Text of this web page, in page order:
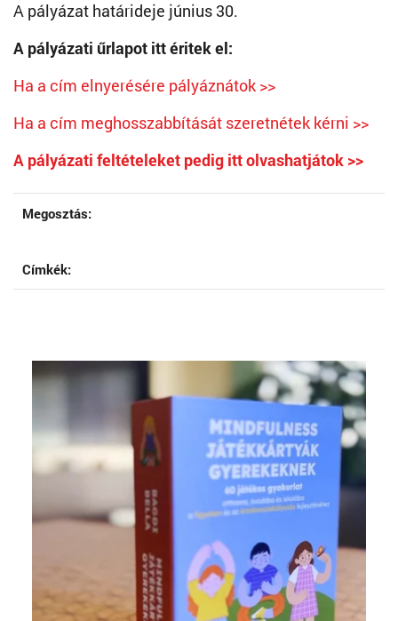
A pályázat határideje június 30.
A pályázati űrlapot itt éritek el:
Ha a cím elnyerésére pályáznátok >>
Ha a cím meghosszabbítását szeretnétek kérni >>
A pályázati feltételeket pedig itt olvashatjátok >>
Megosztás:
Címkék: